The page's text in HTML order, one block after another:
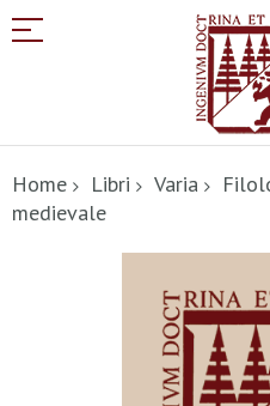
al
contenuto
Home Libri Varia
medievale